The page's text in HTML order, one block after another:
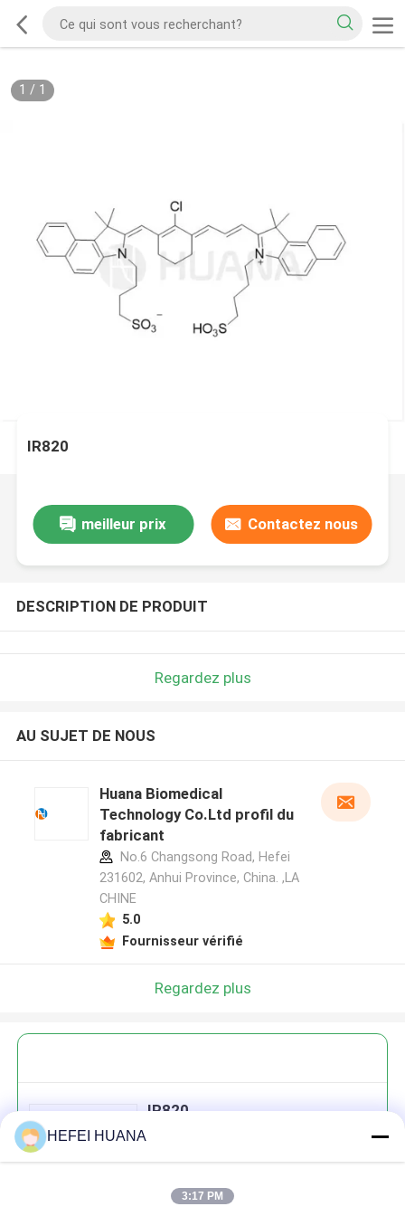
1 / 1
IR820
meilleur prix Contactez nous
DESCRIPTION DE PRODUIT
Regardez plus
AU SUJET DE NOUS
Huana Biomedical
Technology Co.Ltd profil du
fabricant
No.6 Changsong Road, Hefei
231602, Anhui Province, China. ,LA
CHINE
5.0
Fournisseur vérifié
Regardez plus
IR820
HEFEI HUANA
3:17 PM